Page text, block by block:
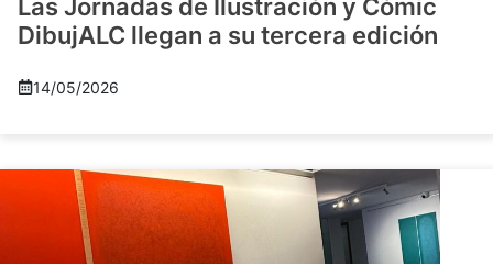
Las Jornadas de Ilustración y Cómic
DibujALC llegan a su tercera edición
14/05/2026